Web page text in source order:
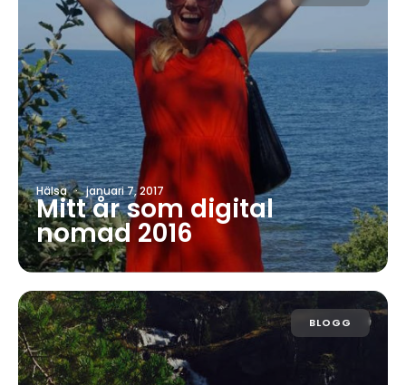
Hälsa · januari 7, 2017
Mitt år som digital
nomad 2016
BLOGG